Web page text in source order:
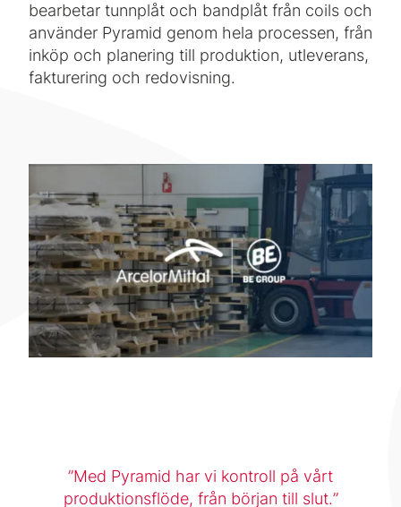
bearbetar tunnplåt och bandplåt från coils och
använder Pyramid genom hela processen, från
inköp och planering till produktion, utleverans,
fakturering och redovisning.
Med Pyramid har vi kontroll på vårt
produktionsflöde, från början till slut.